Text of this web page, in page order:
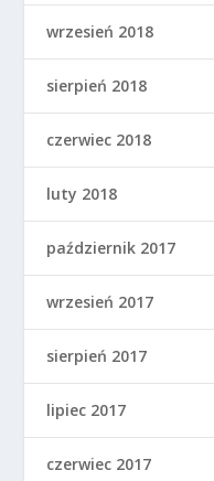
wrzesień 2018
sierpień 2018
czerwiec 2018
luty 2018
październik 2017
wrzesień 2017
sierpień 2017
lipiec 2017
czerwiec 2017